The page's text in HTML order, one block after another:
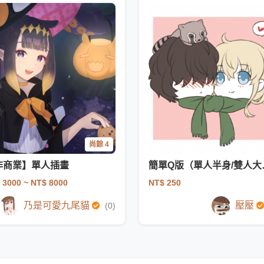
尚餘 4
商業】單人插畫
3000 ~ NT$ 8000
乃是可愛九尾貓 (0)
簡
NT$ 250
壓壓